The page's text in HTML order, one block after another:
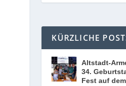
KÜRZLICHE
Altstadt-
34.
Fest auf